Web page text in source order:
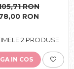
RON
RON
2 PRODUSE
IN COS